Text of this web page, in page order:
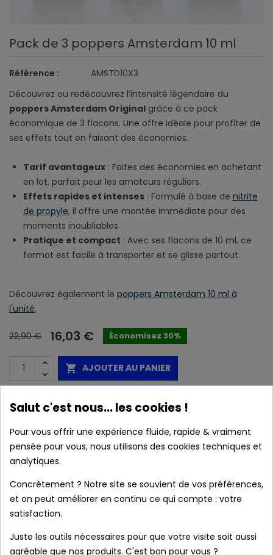
Pack de 3 poppers Amsterdam 10 ml
Référence :
AMSTD10X3
Découvrez ou redécouvrez l’intensité légendaire du
poppers Amsterdam Original grâce à ce pack
économique de 3 flacons. Une offre idéale pour profiter de
ses effets tout en faisant des économies.
Tarif avantageux: Faites des économies en achetant
en lot, parfait pour les amateurs réguliers.
Effets rapides et intenses: Formulé à base de nitrite
de propyle, il offre une montée immédiate pour des
moments inoubliables.
Pratique et compact : Avec ses flacons de 10 ml, ce
format est facile à transporter et se glisse partout.
Découvrez également le poppers Amsterdam 10 ml à
l'unité.
22,90 € 16,03 € Économisez 30%
 AJOUTER AU PANIER
Caractéristiques :
local_shippingLivraison prévue à partir du 11/08/2026 en
France métropolitaine.
Salut c'est nous... les cookies !
Pour vous offrir une expérience fluide, rapide & vraiment
pensée pour vous, nous utilisons des cookies techniques et
analytiques.
Concrètement ? Notre site se souvient de vos préférences,
et on peut améliorer en continu ce qui compte : votre
satisfaction.
Juste les outils nécessaires pour que votre visite soit aussi
agréable que nos produits. C'est bon pour vous ?